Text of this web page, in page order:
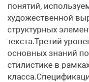
понятий,
художественной
структурных
текста.Третий
основных знаний
стилистике в